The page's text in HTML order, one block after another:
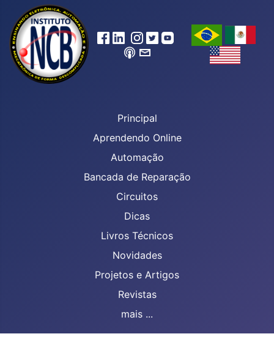
Principal
Aprendendo Online
Automação
Bancada de Reparação
Circuitos
Dicas
Livros Técnicos
Novidades
Projetos e Artigos
Revistas
mais ...